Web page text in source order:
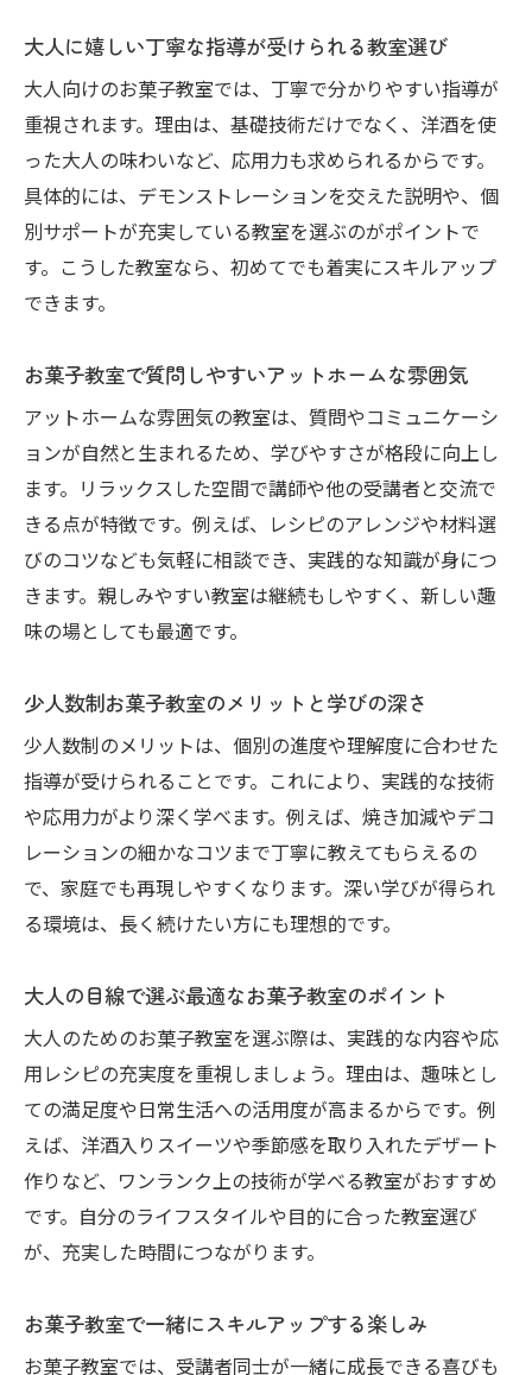
大人に嬉しい丁寧な指導が受けられる教室選び
大人向けのお菓子教室では、丁寧で分かりやすい指導が
重視されます。理由は、基礎技術だけでなく、洋酒を使
った大人の味わいなど、応用力も求められるからです。
具体的には、デモンストレーションを交えた説明や、個
別サポートが充実している教室を選ぶのがポイントで
す。こうした教室なら、初めてでも着実にスキルアップ
できます。
お菓子教室で質問しやすいアットホームな雰囲気
アットホームな雰囲気の教室は、質問やコミュニケーシ
ョンが自然と生まれるため、学びやすさが格段に向上し
ます。リラックスした空間で講師や他の受講者と交流で
きる点が特徴です。例えば、レシピのアレンジや材料選
びのコツなども気軽に相談でき、実践的な知識が身につ
きます。親しみやすい教室は継続もしやすく、新しい趣
味の場としても最適です。
少人数制お菓子教室のメリットと学びの深さ
少人数制のメリットは、個別の進度や理解度に合わせた
指導が受けられることです。これにより、実践的な技術
や応用力がより深く学べます。例えば、焼き加減やデコ
レーションの細かなコツまで丁寧に教えてもらえるの
で、家庭でも再現しやすくなります。深い学びが得られ
る環境は、長く続けたい方にも理想的です。
大人の目線で選ぶ最適なお菓子教室のポイント
大人のためのお菓子教室を選ぶ際は、実践的な内容や応
用レシピの充実度を重視しましょう。理由は、趣味とし
ての満足度や日常生活への活用度が高まるからです。例
えば、洋酒入りスイーツや季節感を取り入れたデザート
作りなど、ワンランク上の技術が学べる教室がおすすめ
です。自分のライフスタイルや目的に合った教室選び
が、充実した時間につながります。
お菓子教室で一緒にスキルアップする楽しみ
お菓子教室では、受講者同士が一緒に成長できる喜びも